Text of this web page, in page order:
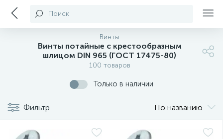
Поиск
Винты
Винты потайные с крестообразным
шлицом DIN 965 (ГОСТ 17475-80)
100 товаров
Только в наличии
Фильтр По названию